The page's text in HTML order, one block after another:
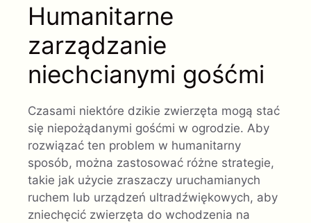
Humanitarne
zarządzanie
niechcianymi gośćmi
Czasami niektóre dzikie zwierzęta mogą stać
się niepożądanymi gośćmi w ogrodzie. Aby
rozwiązać ten problem w humanitarny
sposób, można zastosować różne strategie,
takie jak użycie zraszaczy uruchamianych
ruchem lub urządzeń ultradźwiękowych, aby
zniechęcić zwierzęta do wchodzenia na